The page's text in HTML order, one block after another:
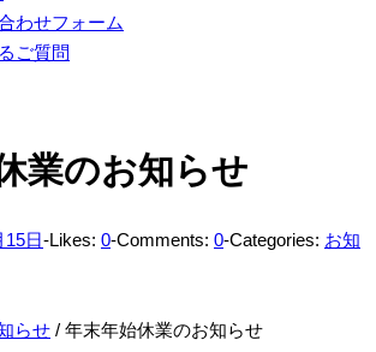
わせフォーム
ご質問
業のお知らせ
15日-Likes: 0-Comments: 0-Categories: お知
らせ / 年末年始休業のお知らせ